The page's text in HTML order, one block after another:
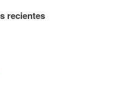
recientes